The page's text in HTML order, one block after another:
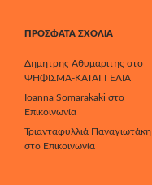
ΠΡΌΣΦΑΤΑ ΣΧΌΛΙΑ
Δημητρης Αθυμαριτης στο
ΨΗΦΙΣΜΑ-ΚΑΤΑΓΓΕΛΙΑ
Ioanna Somarakaki στο
Επικοινωνία
Τριανταφυλλιά Παναγιωτάκη
στο Επικοινωνία